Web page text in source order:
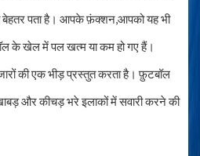
पता है। आपके फ़ंक्शन,आपको यह भी
के खेल में पल खत्म या कम हो गए हैं।
की एक भीड़ प्रस्तुत करता है। फ़ुटबॉल
और कीचड़ भरे इलाकों में सवारी करने की